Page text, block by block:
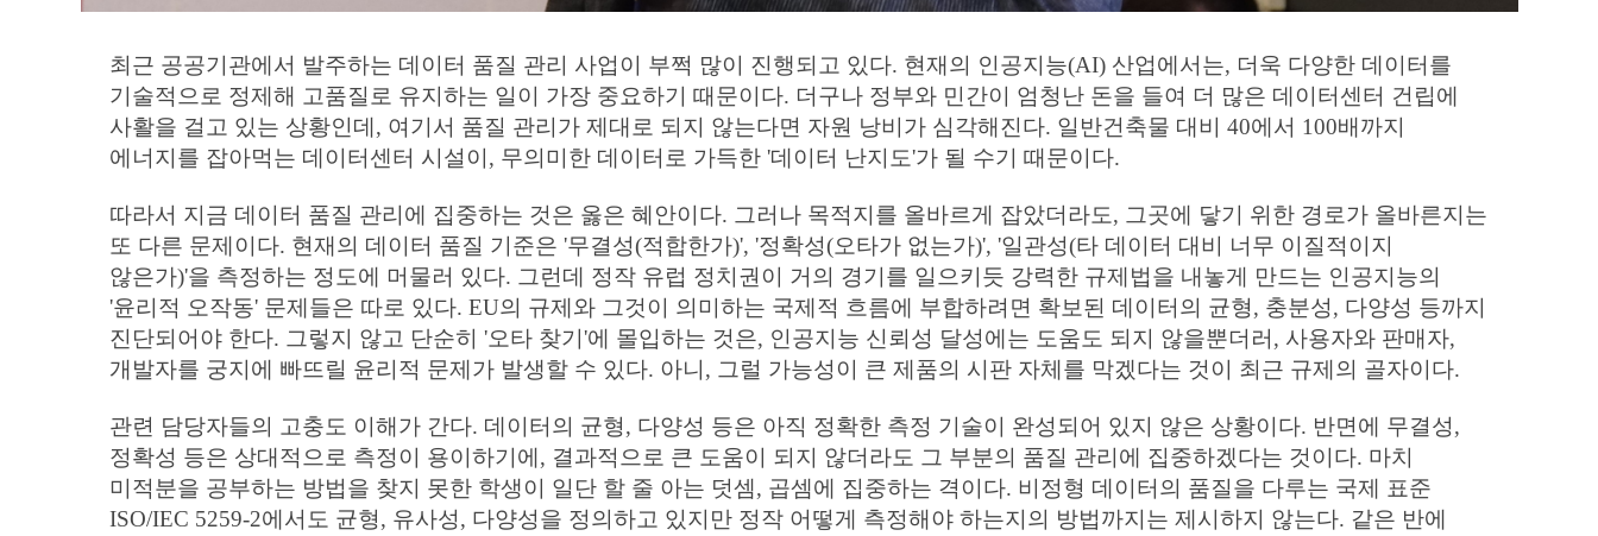
최근 공공기관에서 발주하는 데이터 품질 관리 사업이 부쩍 많이 진행되고 있다. 현재의 인공지능(AI) 산업에서는, 더욱 다양한 데이터를
기술적으로 정제해 고품질로 유지하는 일이 가장 중요하기 때문이다. 더구나 정부와 민간이 엄청난 돈을 들여 더 많은 데이터센터 건립에
사활을 걸고 있는 상황인데, 여기서 품질 관리가 제대로 되지 않는다면 자원 낭비가 심각해진다. 일반건축물 대비 40에서 100배까지
에너지를 잡아먹는 데이터센터 시설이, 무의미한 데이터로 가득한 '데이터 난지도'가 될 수기 때문이다.
따라서 지금 데이터 품질 관리에 집중하는 것은 옳은 혜안이다. 그러나 목적지를 올바르게 잡았더라도, 그곳에 닿기 위한 경로가 올바른지는
또 다른 문제이다. 현재의 데이터 품질 기준은 '무결성(적합한가)', '정확성(오타가 없는가)', '일관성(타 데이터 대비 너무 이질적이지
않은가)'을 측정하는 정도에 머물러 있다. 그런데 정작 유럽 정치권이 거의 경기를 일으키듯 강력한 규제법을 내놓게 만드는 인공지능의
'윤리적 오작동' 문제들은 따로 있다. EU의 규제와 그것이 의미하는 국제적 흐름에 부합하려면 확보된 데이터의 균형, 충분성, 다양성 등까지
진단되어야 한다. 그렇지 않고 단순히 '오타 찾기'에 몰입하는 것은, 인공지능 신뢰성 달성에는 도움도 되지 않을뿐더러, 사용자와 판매자,
개발자를 궁지에 빠뜨릴 윤리적 문제가 발생할 수 있다. 아니, 그럴 가능성이 큰 제품의 시판 자체를 막겠다는 것이 최근 규제의 골자이다.
관련 담당자들의 고충도 이해가 간다. 데이터의 균형, 다양성 등은 아직 정확한 측정 기술이 완성되어 있지 않은 상황이다. 반면에 무결성,
정확성 등은 상대적으로 측정이 용이하기에, 결과적으로 큰 도움이 되지 않더라도 그 부분의 품질 관리에 집중하겠다는 것이다. 마치
미적분을 공부하는 방법을 찾지 못한 학생이 일단 할 줄 아는 덧셈, 곱셈에 집중하는 격이다. 비정형 데이터의 품질을 다루는 국제 표준
ISO/IEC 5259-2에서도 균형, 유사성, 다양성을 정의하고 있지만 정작 어떻게 측정해야 하는지의 방법까지는 제시하지 않는다. 같은 반에